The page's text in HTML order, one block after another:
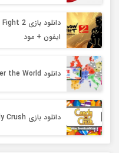
ایفون + مود
دانلود State.IO Conquer the World برای اندروید + مود
دانلود بازی Candy Crush برای اندروید و ایفون + مود